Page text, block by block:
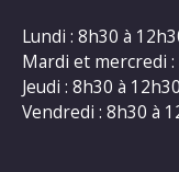
Lundi : 8h30 à
Mardi et mercredi :
Jeudi : 8h30 à
Vendredi : 8h30 à